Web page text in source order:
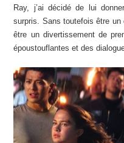
Ray, j’ai décidé de lui
surpris. Sans toutefois être un
être un divertissement de
époustouflantes et des